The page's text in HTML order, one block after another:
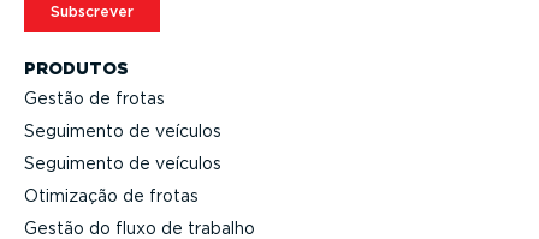
PRODUTOS
Gestão de frotas
Seguimento de veículos
Seguimento de veículos
Otimização de frotas
Gestão do fluxo de trabalho
Subscrever